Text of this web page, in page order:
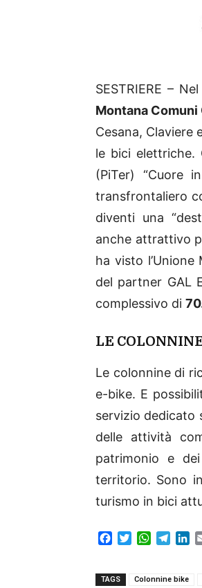
SESTRIERE –
Montana
Cesana, Claviere
le bici elettriche.
(PiTer) “Cuore
transfrontaliero
diventi una
anche attrattivo
ha visto
del partner GAL
complessivo di
LE
Le colonnine di
e-bike. E
servizio dedicato
delle attività
patrimonio e
territorio. Sono
turismo in bici
e
t
W
t
e
TAGS Colonnine bike